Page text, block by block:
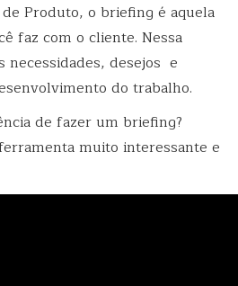
Produto, o briefing é aquela
faz com o cliente. Nessa
necessidades, desejos e
do trabalho.
de fazer um briefing?
muito interessante e